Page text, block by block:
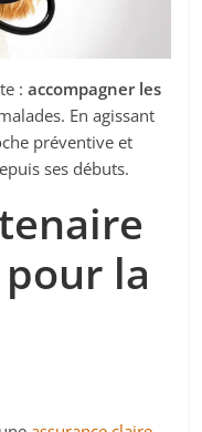
:accompagner les
En agissant
préventive et
ses débuts.
la